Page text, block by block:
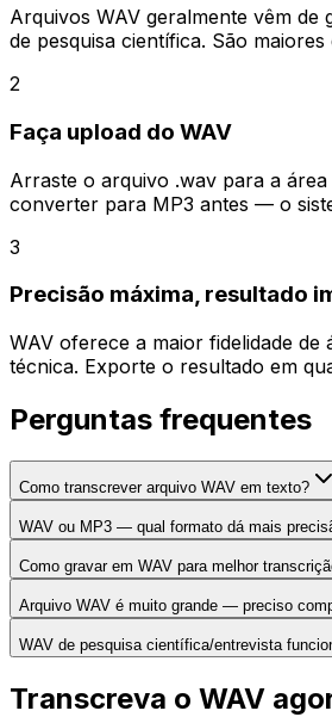
Arquivos WAV geralmente vêm de
de pesquisa científica. São
2
Faça upload do WAV
Arraste o arquivo .wav para a
converter para MP3 antes — o
3
Precisão máxima, resultado
WAV oferece a maior fidelidade
técnica. Exporte o resultado em
Perguntas frequentes
Como transcrever arquivo WAV em texto?
WAV ou MP3 — qual formato dá mais
Como gravar em WAV para melhor
Arquivo WAV é muito grande — preciso
WAV de pesquisa científica/entrevista
Transcreva o WAV